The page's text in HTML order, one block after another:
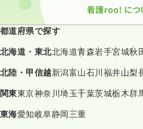
都道府県で探す
北海道・東北北海道青森岩手宮城秋
北陸・甲信越新潟富山石川 福井山梨
関東東京神奈川埼玉千葉茨城栃木群
東海愛知岐阜静岡三重